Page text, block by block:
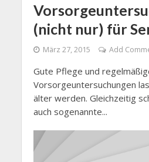
(nicht nur) für
März 27, 2015 Add
Gute Pflege und
Vorsorgeuntersuchungen
älter werden. Gleichzeitig
auch sogenannte...